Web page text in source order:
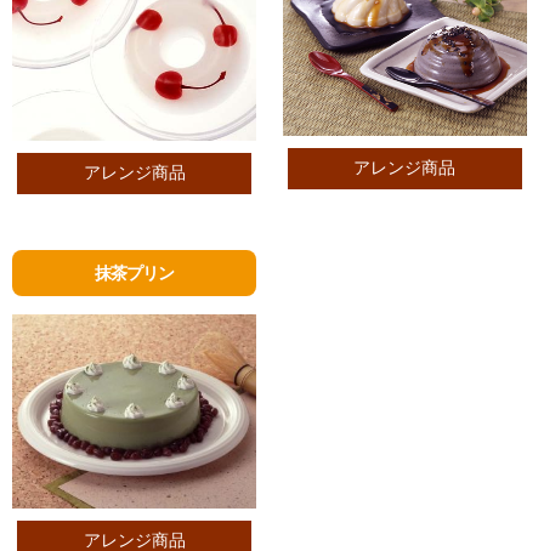
アレンジ商品 アレンジ商品
抹茶プリン
アレンジ商品